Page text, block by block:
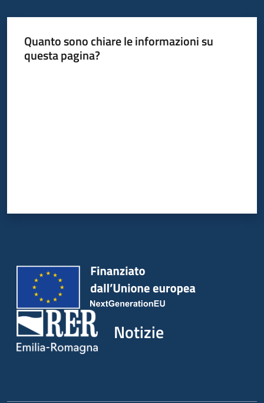
Quanto sono chiare le informazioni su
questa pagina?
Notizie